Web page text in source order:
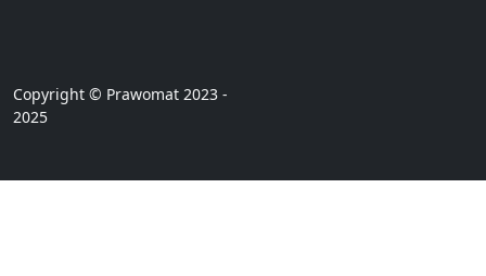
Copyright © Prawomat 2023 -
2025